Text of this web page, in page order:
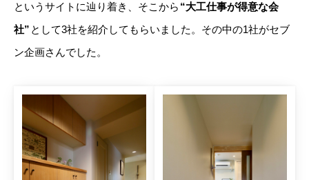
というサイトに辿り着き、そこから “大工仕事が得意な会
社” として3社を紹介してもらいました。その中の1社がセブ
ン企画さんでした。